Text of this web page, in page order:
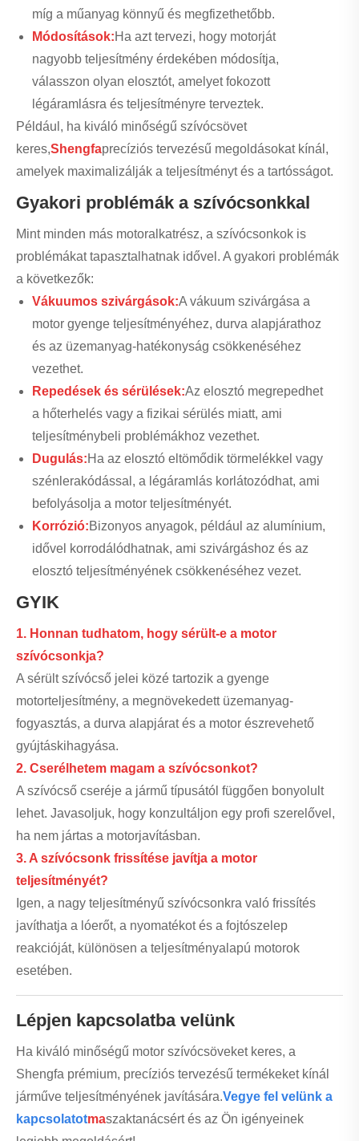
míg a műanyag könnyű és megfizethetőbb.
Módosítások:Ha azt tervezi, hogy motorját
nagyobb teljesítmény érdekében módosítja,
válasszon olyan elosztót, amelyet fokozott
légáramlásra és teljesítményre terveztek.
Például, ha kiváló minőségű szívócsövet
keres,Shengfaprecíziós tervezésű megoldásokat kínál,
amelyek maximalizálják a teljesítményt és a tartósságot.
Gyakori problémák a szívócsonkkal
Mint minden más motoralkatrész, a szívócsonkok is
problémákat tapasztalhatnak idővel. A gyakori problémák
a következők:
Vákuumos szivárgások:A vákuum szivárgása a
motor gyenge teljesítményéhez, durva alapjárathoz
és az üzemanyag-hatékonyság csökkenéséhez
vezethet.
Repedések és sérülések:Az elosztó megrepedhet
a hőterhelés vagy a fizikai sérülés miatt, ami
teljesítménybeli problémákhoz vezethet.
Dugulás:Ha az elosztó eltömődik törmelékkel vagy
szénlerakódással, a légáramlás korlátozódhat, ami
befolyásolja a motor teljesítményét.
Korrózió:Bizonyos anyagok, például az alumínium,
idővel korrodálódhatnak, ami szivárgáshoz és az
elosztó teljesítményének csökkenéséhez vezet.
GYIK
1. Honnan tudhatom, hogy sérült-e a motor
szívócsonkja?
A sérült szívócső jelei közé tartozik a gyenge
motorteljesítmény, a megnövekedett üzemanyag-
fogyasztás, a durva alapjárat és a motor észrevehető
gyújtáskihagyása.
2. Cserélhetem magam a szívócsonkot?
A szívócső cseréje a jármű típusától függően bonyolult
lehet. Javasoljuk, hogy konzultáljon egy profi szerelővel,
ha nem jártas a motorjavításban.
3. A szívócsonk frissítése javítja a motor
teljesítményét?
Igen, a nagy teljesítményű szívócsonkra való frissítés
javíthatja a lóerőt, a nyomatékot és a fojtószelep
reakcióját, különösen a teljesítményalapú motorok
esetében.
Lépjen kapcsolatba velünk
Ha kiváló minőségű motor szívócsöveket keres, a
Shengfa prémium, precíziós tervezésű termékeket kínál
járműve teljesítményének javítására.Vegye fel velünk a
kapcsolatotmaszaktanácsért és az Ön igényeinek